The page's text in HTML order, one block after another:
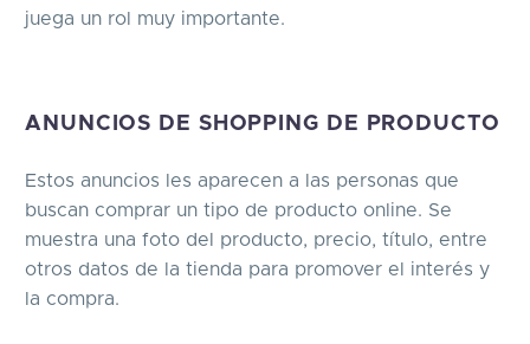
juega un rol muy importante.
ANUNCIOS DE SHOPPING DE PRODUCTO
Estos anuncios les aparecen a las personas que
buscan comprar un tipo de producto online. Se
muestra una foto del producto, precio, título, entre
otros datos de la tienda para promover el interés y
la compra.